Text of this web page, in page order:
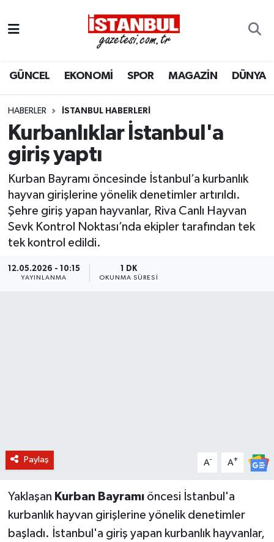
GÜNCEL EKONOMİ SPOR MAGAZİN DÜNYA
HABERLER İSTANBUL HABERLERI
Kurbanlıklar İstanbul'a
giriş yaptı
Kurban Bayramı öncesinde İstanbul’a kurbanlık
hayvan girişlerine yönelik denetimler artırıldı.
Şehre giriş yapan hayvanlar, Riva Canlı Hayvan
Sevk Kontrol Noktası’nda ekipler tarafından tek
tek kontrol edildi.
12.05.2026 - 10:15
YAYINLANMA
1 DK
OKUNMA SÜRESI
Paylaş A- A+
Yaklaşan Kurban Bayramı öncesi İstanbul'a
kurbanlık hayvan girişlerine yönelik denetimler
başladı. İstanbul'a giriş yapan kurbanlık hayvanlar,
EKONOMİ
İSTANBUL
DÜNYA
MAGAZİN
KÜLTÜR SANAT
SAĞLIK
Nöbetçi Eczaneler
Hava Durumu
Trafik Durumu
Süper Lig Puan Durumu ve Fikstür
Son Dakika Haberleri
Haber Arşivi